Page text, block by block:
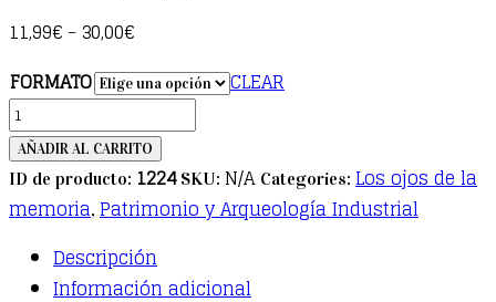
11,99€ – 30,00€
FORMATO
CLEAR
Criss
Crossing:
patrimonio,
paisajes
creación
AÑADIR AL CARRITO
ID de producto: 1224 SKU: N/A Categories: Los ojos de la
memoria, Patrimonio y Arqueología Industrial
Descripción
Información adicional